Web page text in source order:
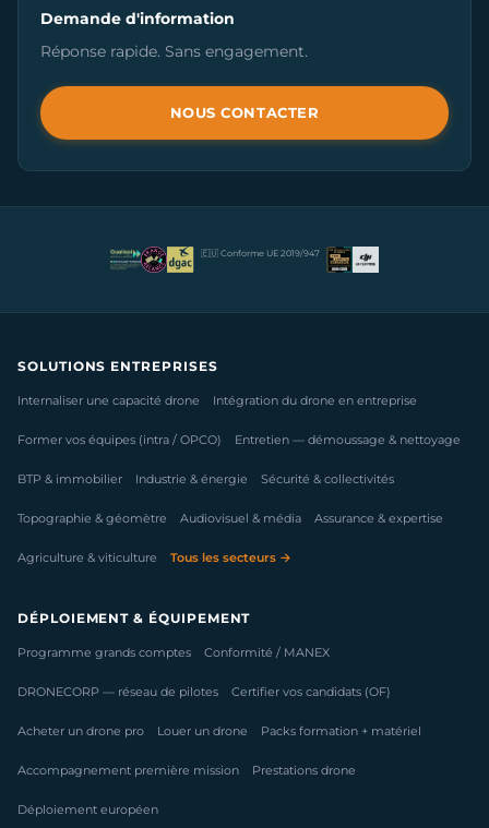
Demande d'information
Réponse rapide. Sans engagement.
NOUS CONTACTER
🇪🇺 Conforme UE 2019/947
SOLUTIONS ENTREPRISES
Internaliser une capacité drone Intégration du drone en entreprise
Former vos équipes (intra / OPCO) Entretien — démoussage & nettoyage
BTP & immobilier Industrie & énergie Sécurité & collectivités
Topographie & géomètre Audiovisuel & média Assurance & expertise
Agriculture & viticulture Tous les secteurs →
DÉPLOIEMENT & ÉQUIPEMENT
Programme grands comptes Conformité / MANEX
DRONECORP — réseau de pilotes Certifier vos candidats (OF)
Acheter un drone pro Louer un drone Packs formation + matériel
Accompagnement première mission Prestations drone
Déploiement européen